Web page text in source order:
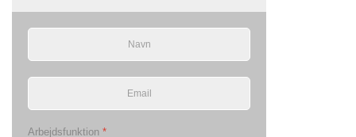
Arbejdsfunktion *